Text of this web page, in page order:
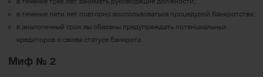
в течение пяти лет повторно воспользоваться процедурой банкротства;
в аналогичный срок вы обязаны предупреждать потенциальных
кредиторов о своем статусе банкрота.
Миф № 2